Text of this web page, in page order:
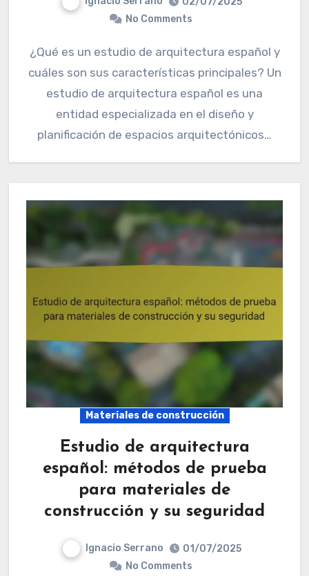
No Comments
¿Qué es un estudio de arquitectura español y
cuáles son sus características principales? Un
estudio de arquitectura español es una
entidad especializada en el diseño y
planificación de espacios arquitectónicos…
Materiales de construcción
Estudio de arquitectura
español: métodos de prueba
para materiales de
construcción y su seguridad
Ignacio Serrano
01/07/2025
No Comments